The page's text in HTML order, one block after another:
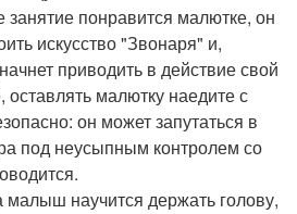
занятие понравится малютке, он
искусство "Звонаря" и,
приводить в действие свой
малютку наедите с
он может запутаться в
под неусыпным контролем со
малыш научится держать голову,